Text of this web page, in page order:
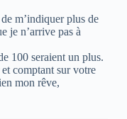
m’indiquer plus de
je n’arrive pas à
100 seraient un plus.
comptant sur votre
mon rêve,